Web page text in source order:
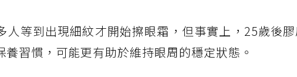
人等到出現細紋才開始擦眼霜，但事實上，25歲後
習慣，可能更有助於維持眼周的穩定狀態。